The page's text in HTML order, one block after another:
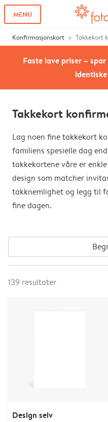
MENU
Konfirmasjonskort Takkekort
Faste lave priser –
Takkekort
Lag noen fine takkekort
familiens spesielle dag
takkekortene våre er
design som matcher
takknemlighet og legg til
fine dagen.
139 resultater
Design selv